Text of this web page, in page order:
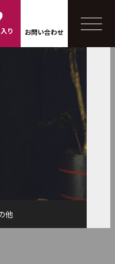
り お問い合わせ
他